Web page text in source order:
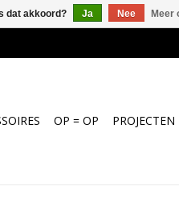
OP = OP PROJECTEN
dat akkoord? Ja Nee Meer